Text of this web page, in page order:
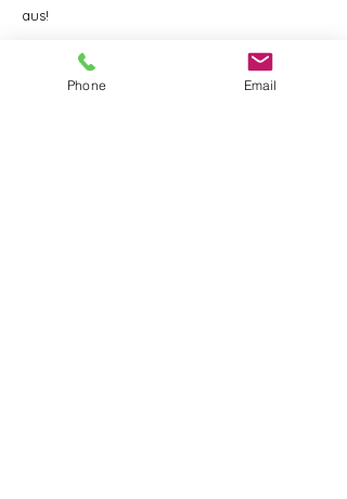
aus!
Derzeit nur für Patient*innen.
Phone Email